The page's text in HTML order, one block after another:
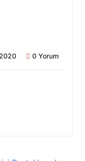
0 Yorum